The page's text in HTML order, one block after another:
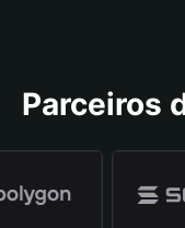
Parceiros